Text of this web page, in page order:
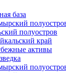
база
полуостров
край
активы